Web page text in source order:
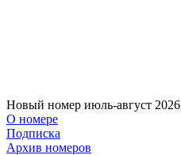
Новый номер июль-август 2026
О номере
Подписка
Архив номеров